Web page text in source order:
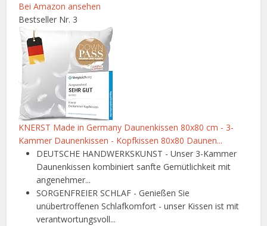
Bei Amazon ansehen
Bestseller Nr. 3
KNERST Made in Germany Daunenkissen 80x80 cm - 3-
Kammer Daunenkissen - Kopfkissen 80x80 Daunen...
DEUTSCHE HANDWERKSKUNST - Unser 3-Kammer
Daunenkissen kombiniert sanfte Gemütlichkeit mit
angenehmer...
SORGENFREIER SCHLAF - Genießen Sie
unübertroffenen Schlafkomfort - unser Kissen ist mit
verantwortungsvoll...